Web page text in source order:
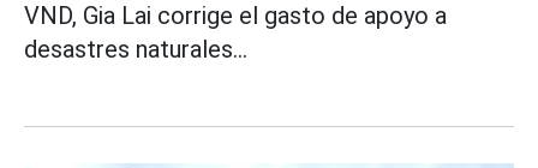
VND, Gia Lai corrige el gasto de apoyo a
desastres naturales...